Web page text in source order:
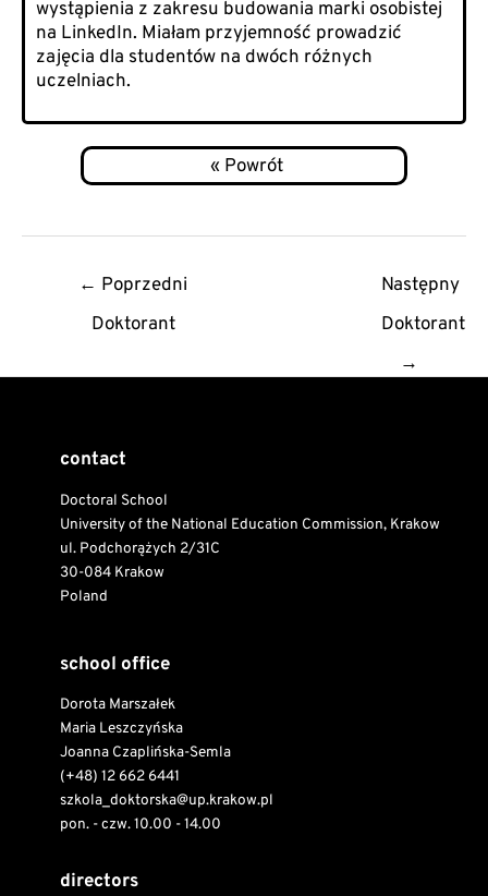
wystąpienia z zakresu budowania marki osobistej
na LinkedIn. Miałam przyjemność prowadzić
zajęcia dla studentów na dwóch różnych
uczelniach.
← Poprzedni
Doktorant
Następny
Doktorant
→
contact
Doctoral School
University of the National Education Commission, Krakow
ul. Podchorążych 2/31C
30-084 Krakow
Poland
school office
Dorota Marszałek
Maria Leszczyńska
Joanna Czaplińska-Semla
(+48) 12 662 6441
szkola_doktorska@up.krakow.pl
pon. - czw. 10.00 - 14.00
directors